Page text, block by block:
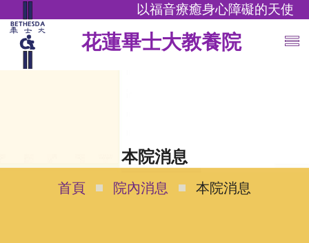
以福音療癒身心障礙的天使
花蓮畢士大教養院
本院消息
首頁 院內消息 本院消息